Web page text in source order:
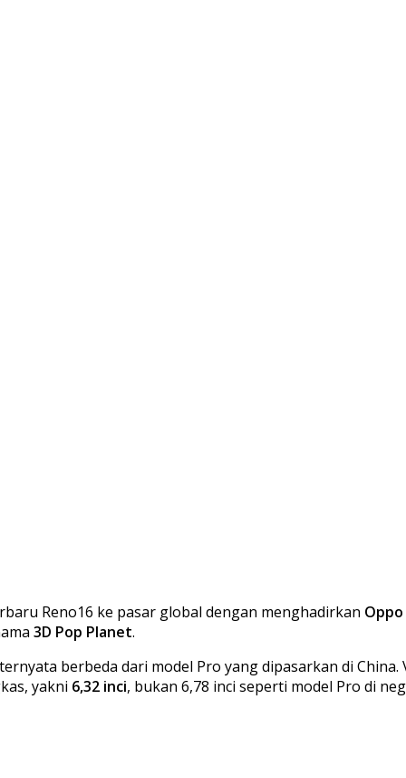
Reno16 ke pasar global dengan menghadirkan
3D Pop Planet.
berbeda dari model Pro yang dipasarkan di
yakni 6,32 inci, bukan 6,78 inci seperti model Pro di